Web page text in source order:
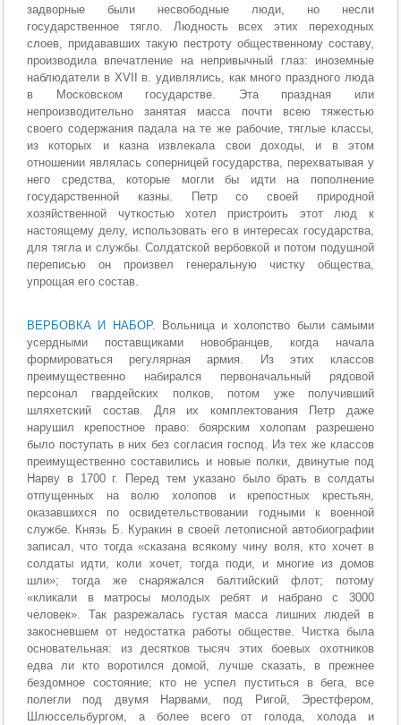
задворные были несвободные люди, но несли
государственное тягло. Людность всех этих переходных
слоев, придававших такую пестроту общественному составу,
производила впечатление на непривычный глаз: иноземные
наблюдатели в XVII в. удивлялись, как много праздного люда
в Московском государстве. Эта праздная или
непроизводительно занятая масса почти всею тяжестью
своего содержания падала на те же рабочие, тяглые классы,
из которых и казна извлекала свои доходы, и в этом
отношении являлась соперницей государства, перехватывая у
него средства, которые могли бы идти на пополнение
государственной казны. Петр со своей природной
хозяйственной чуткостью хотел пристроить этот люд к
настоящему делу, использовать его в интересах государства,
для тягла и службы. Солдатской вербовкой и потом подушной
переписью он произвел генеральную чистку общества,
упрощая его состав.
ВЕРБОВКА И НАБОР.
Вольница и холопство были самыми
усердными поставщиками новобранцев, когда начала
формироваться регулярная армия. Из этих классов
преимущественно набирался первоначальный рядовой
персонал гвардейских полков, потом уже получивший
шляхетский состав. Для их комплектования Петр даже
нарушил крепостное право: боярским холопам разрешено
было поступать в них без согласия господ. Из тех же классов
преимущественно составились и новые полки, двинутые под
Нарву в 1700 г. Перед тем указано было брать в солдаты
отпущенных на волю холопов и крепостных крестьян,
оказавшихся по освидетельствовании годными к военной
службе. Князь Б. Куракин в своей летописной автобиографии
записал, что тогда «сказана всякому чину воля, кто хочет в
солдаты идти, коли хочет, тогда поди, и многие из домов
шли»; тогда же снаряжался балтийский флот; потому
«кликали в матросы молодых ребят и набрано с 3000
человек». Так разрежалась густая масса лишних людей в
закосневшем от недостатка работы обществе. Чистка была
основательная: из десятков тысяч этих боевых охотников
едва ли кто воротился домой, лучше сказать, в прежнее
бездомное состояние; кто не успел пуститься в бега, все
полегли под двумя Нарвами, под Ригой, Эрестфером,
Шлюссельбургом, а более всего от голода, холода и